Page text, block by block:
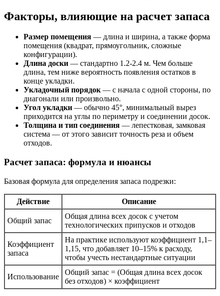
Факторы, влияющие на расчет запаса
Размер помещения — длина и ширина, а также форма
помещения (квадрат, прямоугольник, сложные
конфигурации).
Длина доски — стандартно 1.2-2.4 м. Чем больше
длина, тем ниже вероятность появления остатков в
конце укладки.
Укладочный порядок— с начала с одной стороны, по
диагонали или произвольно.
Угол укладки — обычно 45°, минимальный вырез
приходится на углы по периметру и соединении досок.
Толщина и тип соединения — лепестковая, замковая
система — от этого зависит точность реза и объем
отходов.
Расчет запаса: формула и нюансы
Базовая формула для определения запаса подрезки:
Действие Описание
Общий запас
Общая длина всех досок с учетом
технологических припусков и отходов
Коэффициент
запаса
На практике используют коэффициент 1,1–
1,15, что добавляет 10–15% к расходу,
чтобы учесть нестандартные ситуации
Использование
Общий запас = (Общая длина всех досок
без отходов) × коэффициент